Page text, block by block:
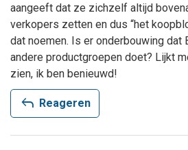
aangeeft dat ze zichzelf altijd
verkopers zetten en dus “het
dat noemen. Is er onderbouwing dat
andere productgroepen doet? Lijkt
zien, ik ben benieuwd!
reply Reageren